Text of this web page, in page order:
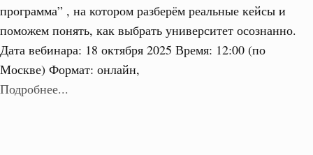
программа” , на котором разберём реальные кейсы и
поможем понять, как выбрать университет осознанно.
Дата вебинара: 18 октября 2025 Время: 12:00 (по
Москве) Формат: онлайн,
Подробнее...